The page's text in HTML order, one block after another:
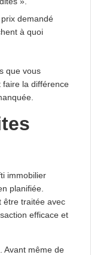
demandé
à quoi
que vous
faire la différence
immobilier
planifiée.
être traitée avec
efficace et
Avant même de